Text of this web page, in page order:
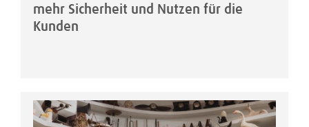
mehr Sicherheit und Nutzen für die
Kunden